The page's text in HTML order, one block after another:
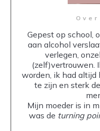
Gepest op school,
aan alcohol
verlegen,
(zelf)vertrouwen.
worden, ik had altijd
te zijn en sterk
Mijn moeder is in
was de turning